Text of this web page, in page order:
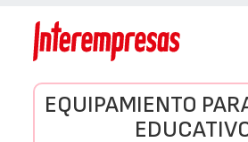
EQUIPAMIENTO